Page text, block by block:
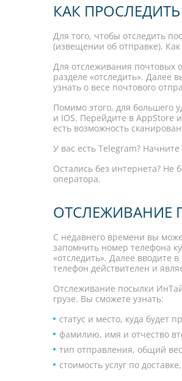
КАК
Для того, чтобы отследить
(извещении об отправке).
Для отслеживания почтовых
разделе «отследить».
узнать о весе почтового
Помимо этого, для большего
и IOS. Перейдите в AppStore
есть возможность
У вас есть Telegram?
Остались без интернета? Не
оператора.
ОТСЛЕЖИВАНИЕ
С недавнего времени вы
запомнить номер телефона
«отследить». Далее
телефон действителен и
Отслеживание посылки
грузе. Вы сможете узнать:
статус и место, куда будет
фамилию, имя и отчество
тип отправления, общий
стоимость услуг по